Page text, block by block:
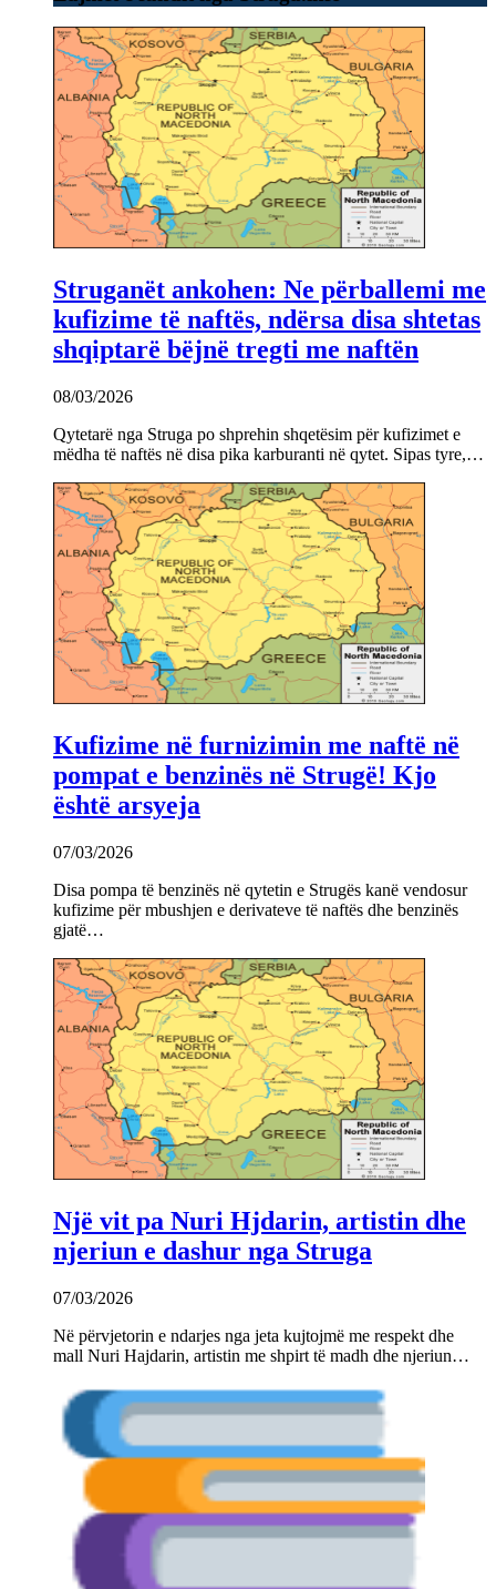
Struganët ankohen: Ne përballemi me
kufizime të naftës, ndërsa disa shtetas
shqiptarë bëjnë tregti me naftën
08/03/2026
Qytetarë nga Struga po shprehin shqetësim për kufizimet e
mëdha të naftës në disa pika karburanti në qytet. Sipas tyre,…
Kufizime në furnizimin me naftë në
pompat e benzinës në Strugë! Kjo
është arsyeja
07/03/2026
Disa pompa të benzinës në qytetin e Strugës kanë vendosur
kufizime për mbushjen e derivateve të naftës dhe benzinës
gjatë…
Një vit pa Nuri Hjdarin, artistin dhe
njeriun e dashur nga Struga
07/03/2026
Në përvjetorin e ndarjes nga jeta kujtojmë me respekt dhe
mall Nuri Hajdarin, artistin me shpirt të madh dhe njeriun…